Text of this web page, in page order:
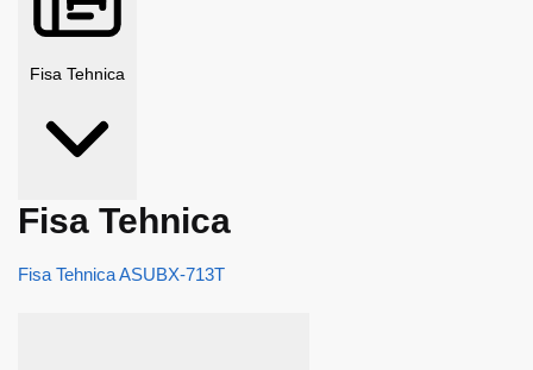
Fisa Tehnica
Fisa Tehnica
Fisa Tehnica ASUBX-713T